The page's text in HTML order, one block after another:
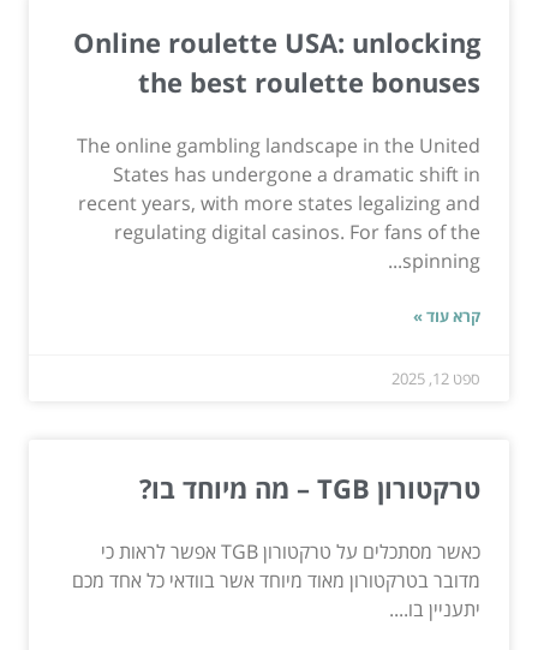
Online roulette USA: unlocking
the best roulette bonuses
The online gambling landscape in the United
States has undergone a dramatic shift in
recent years, with more states legalizing and
regulating digital casinos. For fans of the
spinning...
קרא עוד »
ספט 12, 2025
טרקטורון TGB – מה מיוחד בו?
כאשר מסתכלים על טרקטורון TGB אפשר לראות כי
מדובר בטרקטורון מאוד מיוחד אשר בוודאי כל אחד מכם
יתעניין בו....